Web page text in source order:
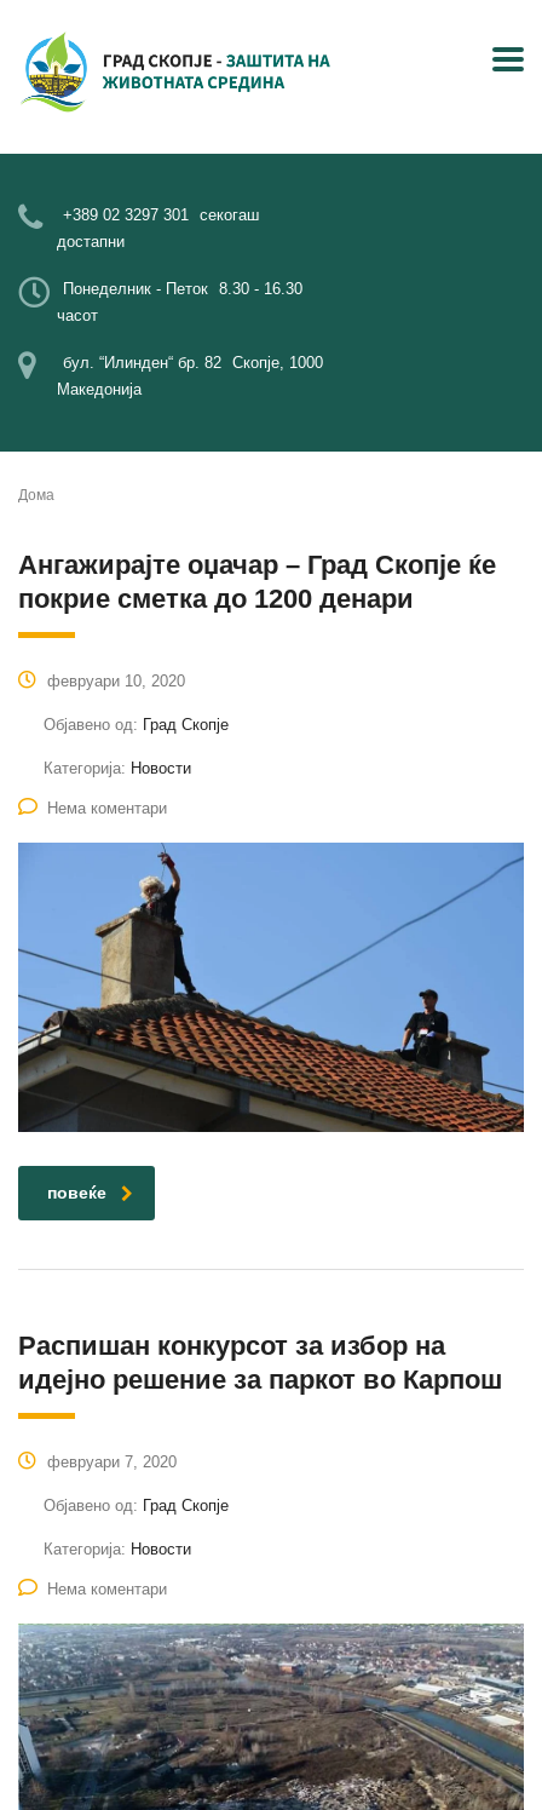
+389 02 3297 301 секогаш
достапни
Понеделник - Петок 8.30 - 16.30
часот
бул. “Илинден“ бр. 82 Скопје, 1000
Македонија
Дома
Aнгажирајте оџачар – Град Скопје ќе
покрие сметка до 1200 денари
февруари 10, 2020
Објавено од: Град Скопје
Категорија: Новости
Нема коментари
повеќе
Распишан конкурсот за избор на
идејно решение за паркот во Карпош
февруари 7, 2020
Објавено од: Град Скопје
Категорија: Новости
Нема коментари